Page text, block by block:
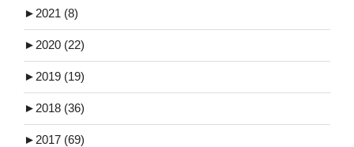
► 2021 (8)
► 2020 (22)
► 2019 (19)
► 2018 (36)
► 2017 (69)